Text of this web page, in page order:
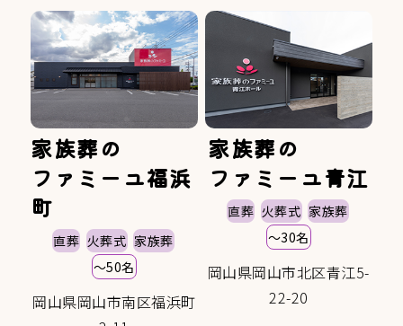
家族葬の
ファミーユ福浜
町
直葬 火葬式 家族葬
〜50名
岡山県岡山市南区福浜町
家族葬の
ファミーユ青江
直葬 火葬式 家族葬
〜30名
岡山県岡山市北区青江5-
22-20